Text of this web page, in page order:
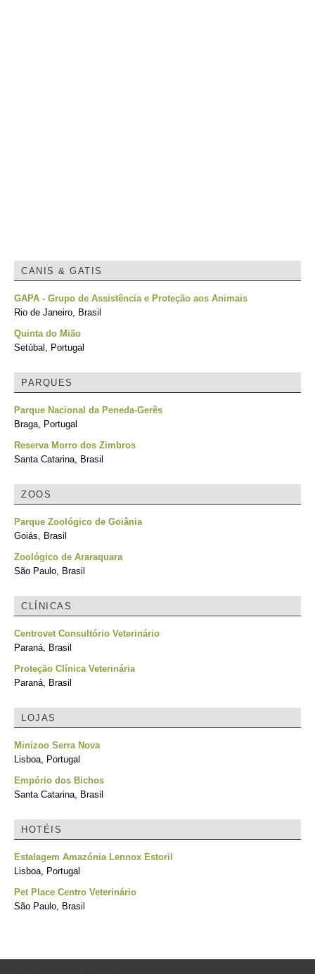
CANIS & GATIS
GAPA - Grupo de Assistência e Proteção aos Animais
Rio de Janeiro, Brasil
Quinta do Mião
Setúbal, Portugal
PARQUES
Parque Nacional da Peneda-Gerês
Braga, Portugal
Reserva Morro dos Zimbros
Santa Catarina, Brasil
ZOOS
Parque Zoológico de Goiânia
Goiás, Brasil
Zoológico de Araraquara
São Paulo, Brasil
CLÍNICAS
Centrovet Consultório Veterinário
Paraná, Brasil
Proteção Clínica Veterinária
Paraná, Brasil
LOJAS
Minizoo Serra Nova
Lisboa, Portugal
Empório dos Bichos
Santa Catarina, Brasil
HOTÉIS
Estalagem Amazónia Lennox Estoril
Lisboa, Portugal
Pet Place Centro Veterinário
São Paulo, Brasil